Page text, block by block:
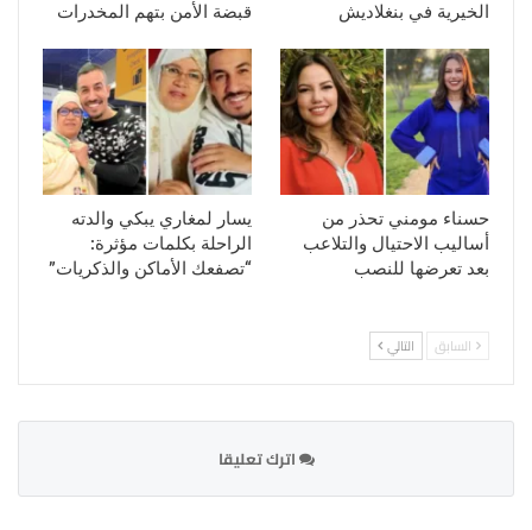
الخيرية في بنغلاديش
قبضة الأمن بتهم المخدرات
حسناء مومني تحذر من
أساليب الاحتيال والتلاعب
بعد تعرضها للنصب
يسار لمغاري يبكي والدته
الراحلة بكلمات مؤثرة:
“تصفعك الأماكن والذكريات”
السابق التالي
اترك تعليقا